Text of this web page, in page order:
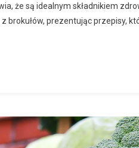
że są idealnym składnikiem
brokułów, prezentując przepisy,